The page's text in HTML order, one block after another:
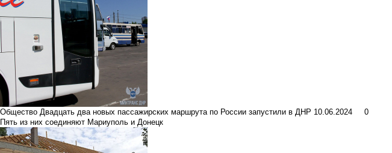
Общество Двадцать два новых пассажирских маршрута по России запустили в ДНР 10.06.2024
0
Пять из них соединяют Мариуполь и Донецк